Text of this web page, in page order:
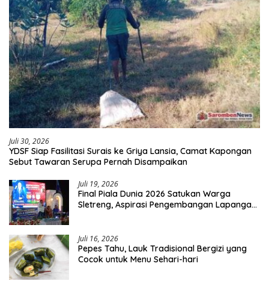
Juli 30, 2026
YDSF Siap Fasilitasi Surais ke Griya Lansia, Camat Kapongan
Sebut Tawaran Serupa Pernah Disampaikan
Juli 19, 2026
Final Piala Dunia 2026 Satukan Warga
Sletreng, Aspirasi Pengembangan Lapangan
Juli 16, 2026
Pepes Tahu, Lauk Tradisional Bergizi yang
Cocok untuk Menu Sehari-hari